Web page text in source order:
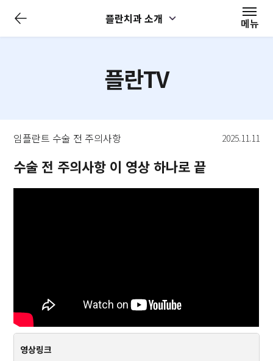
플란치과 소개 메뉴
뉴
플란TV
임플란트 수술 전 주의사항 2025.11.11
수술 전 주의사항 이 영상 하나로 끝
영상링크